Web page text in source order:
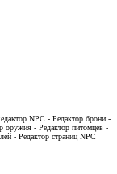
NPC - Редактор брони -
оружия - Редактор питомцев -
- Редактор страниц NPC